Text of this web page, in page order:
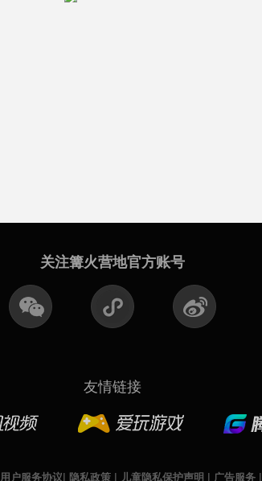
关注篝火营地官方账号
友情链接
用户服务协议| 隐私政策| 儿童隐私保护声明 | 广告服务|